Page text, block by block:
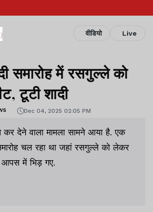
वीडियो Live
समारोह में रसगुल्ले को
टूटी शादी
Dec 04, 2025 02:05 PM
कर देने वाला मामला सामने आया है. एक
चल रहा था जहां रसगुल्ले को लेकर
आपस में भिड़ गए.